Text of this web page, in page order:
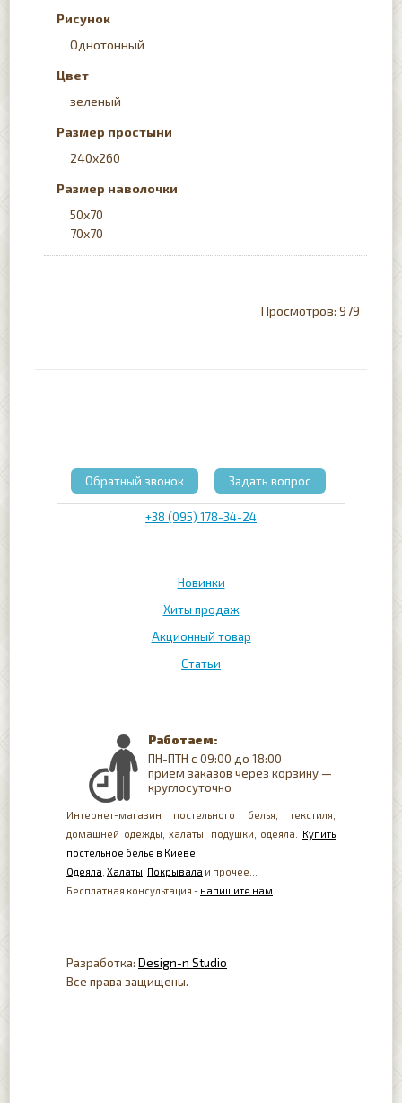
Рисунок
Однотонный
Цвет
зеленый
Размер простыни
240x260
Размер наволочки
50х70
70x70
979
Новинки
Хиты продаж
Акционный товар
Статьи
+38 (095) 178-34-24
Обратный звонок Задать вопрос
Работаем:
ПН-ПТН с 09:00 до 18:00
прием заказов через корзину —
круглосуточно
Интернет-магазин постельного белья, текстиля,
домашней одежды, халаты, подушки, одеяла. Купить
постельное белье в Киеве.
Одеяла Халаты Покрывала и прочее...
Бесплатная консультация - напишите нам
Разработка: Design-n Studio
Все права защищены.